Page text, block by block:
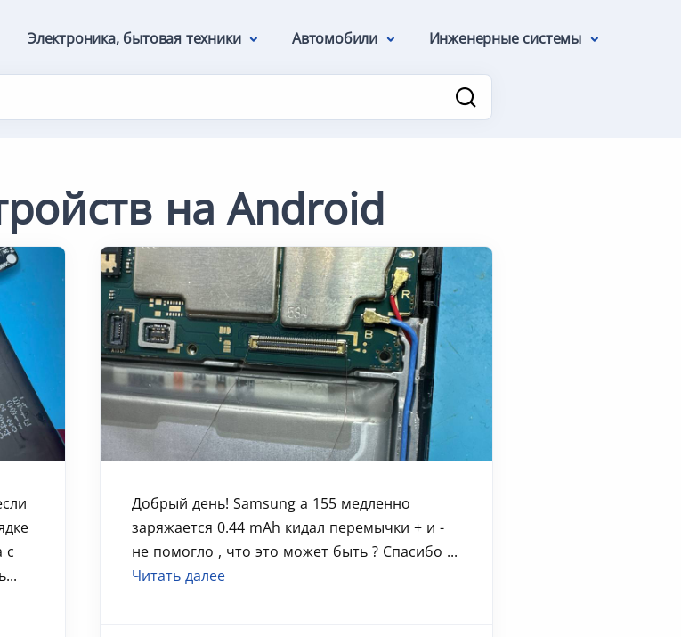
Электроника, бытовая техники Автомобили Инженерные системы
на Android
с
Добрый день! Samsung a 155 медленно
заряжается 0.44 mAh кидал перемычки + и -
не помогло , что это может быть ? Спасибо ...
Читать далее